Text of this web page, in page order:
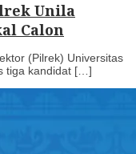
Unila
Calon
(Pilrek) Universitas
tiga kandidat […]